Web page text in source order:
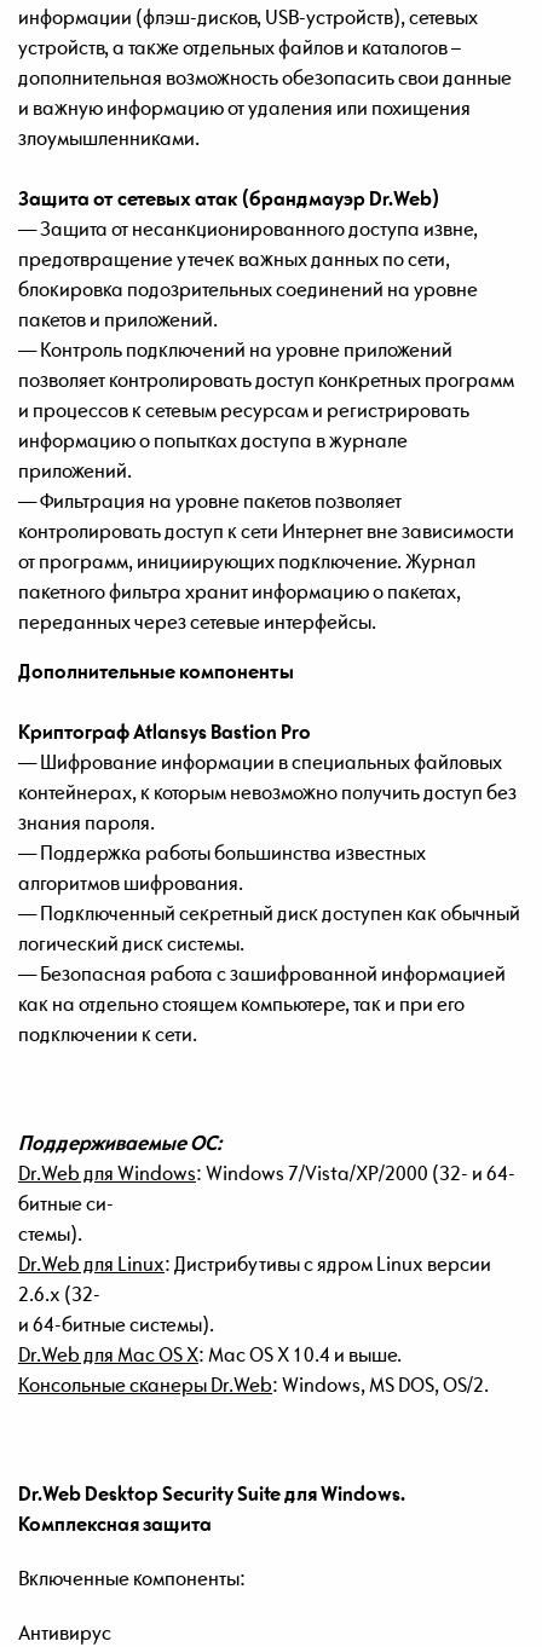
информации (флэш-дисков, USB-устройств), сетевых
устройств, а также отдельных файлов и каталогов –
дополнительная возможность обезопасить свои данные
и важную информацию от удаления или похищения
злоумышленниками.
Защита от сетевых атак (брандмауэр Dr.Web)
— Защита от несанкционированного доступа извне,
предотвращение утечек важных данных по сети,
блокировка подозрительных соединений на уровне
пакетов и приложений.
— Контроль подключений на уровне приложений
позволяет контролировать доступ конкретных программ
и процессов к сетевым ресурсам и регистрировать
информацию о попытках доступа в журнале
приложений.
— Фильтрация на уровне пакетов позволяет
контролировать доступ к сети Интернет вне зависимости
от программ, инициирующих подключение. Журнал
пакетного фильтра хранит информацию о пакетах,
переданных через сетевые интерфейсы.
Дополнительные компоненты
Криптограф Atlansys Bastion Pro
— Шифрование информации в специальных файловых
контейнерах, к которым невозможно получить доступ без
знания пароля.
— Поддержка работы большинства известных
алгоритмов шифрования.
— Подключенный секретный диск доступен как обычный
логический диск системы.
— Безопасная работа с зашифрованной информацией
как на отдельно стоящем компьютере, так и при его
подключении к сети.
Поддерживаемые ОС:
Dr.Web для Windows: Windows 7/Vista/XP/2000 (32- и 64-
битные си-
стемы).
Dr.Web для Linux: Дистрибутивы c ядром Linux версии
2.6.x (32-
и 64-битные системы).
Dr.Web для Mac OS X: Mac ОS X 10.4 и выше.
Консольные сканеры Dr.Web: Windows, MS DOS, OS/2.
Dr.Web Desktop Security SuiteдляWindows.
Комплекснаязащита
Включенные компоненты:
Антивирус